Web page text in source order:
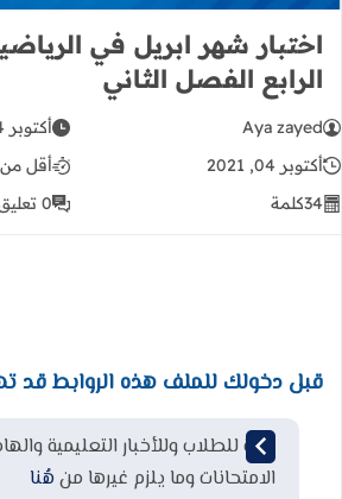
اختبار شهر ابريل في
الرابع الفصل الثاني
Aya zayed
أكتوبر 04, 2021
أكتوبر 04, 2021
أقل
34كلمة 0 تعليق
قبل دخولك للملف هذه الروابط قد
قناة للطلاب وللأخبار التعليمية
الامتحانات وما يلزم غيرها من هُنا